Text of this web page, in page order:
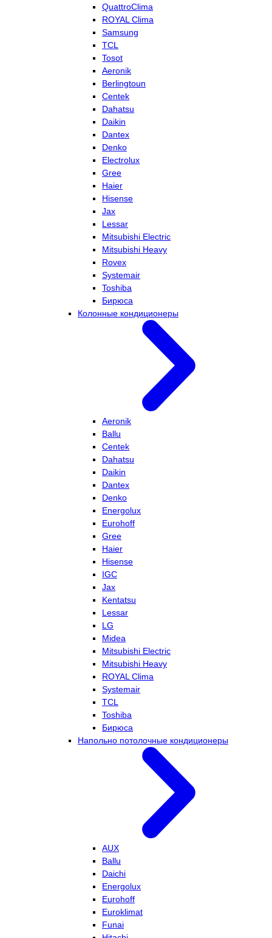
QuattroClima
ROYAL Clima
Samsung
TCL
Tosot
Aeronik
Berlingtoun
Centek
Dahatsu
Daikin
Dantex
Denko
Electrolux
Gree
Haier
Hisense
Jax
Lessar
Mitsubishi Electric
Mitsubishi Heavy
Rovex
Systemair
Toshiba
Бирюса
Колонные кондиционеры
Aeronik
Ballu
Centek
Dahatsu
Daikin
Dantex
Denko
Energolux
Eurohoff
Gree
Haier
Hisense
IGC
Jax
Kentatsu
Lessar
LG
Midea
Mitsubishi Electric
Mitsubishi Heavy
ROYAL Clima
Systemair
TCL
Toshiba
Бирюса
Напольно потолочные кондиционеры
AUX
Ballu
Daichi
Energolux
Eurohoff
Euroklimat
Funai